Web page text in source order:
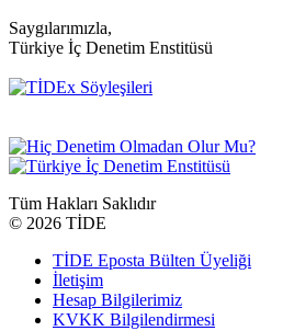
Saygılarımızla,
Türkiye İç Denetim Enstitüsü
Tüm Hakları Saklıdır
© 2026 TİDE
TİDE Eposta Bülten Üyeliği
İletişim
Hesap Bilgilerimiz
KVKK Bilgilendirmesi